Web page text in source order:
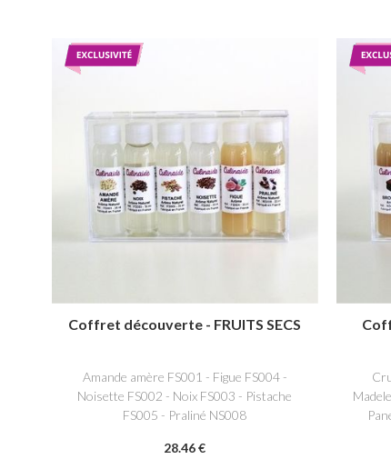
Coffret découverte - FRUITS SECS
Amande amère FS001 - Figue FS004 -
Noisette FS002 - Noix FS003 - Pistache
FS005 - Praliné NS008
28.46€